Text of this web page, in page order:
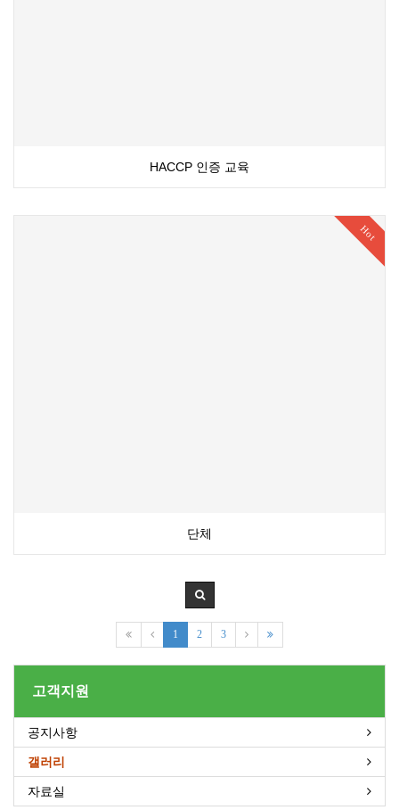
HACCP 인증 교육
Hot
단체
1 2 3
고객지원
공지사항
갤러리
자료실